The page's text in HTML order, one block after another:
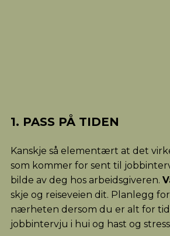
1. PASS PÅ TIDEN
Kanskje så elementært at det
som kommer for sent til
bilde av deg hos arbeidsgiveren.
skje og reiseveien dit. Planlegg
nærheten dersom du er alt for
jobbintervju i hui og hast og